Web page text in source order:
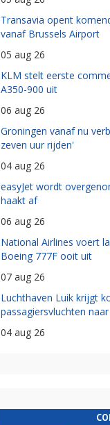
Transavia opent
vanaf Brussels Airport
05 aug 26
KLM stelt eerste
A350-900 uit
06 aug 26
Groningen vanaf nu
zeven uur rijden'
04 aug 26
easyJet wordt
haakt af
06 aug 26
National Airlines voert
Boeing 777F ooit uit
07 aug 26
Luchthaven Luik krijgt
passagiersvluchten
04 aug 26